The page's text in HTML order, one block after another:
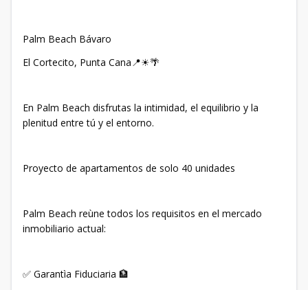
Palm Beach Bávaro
El Cortecito, Punta Cana📍☀🌴
En Palm Beach disfrutas la intimidad, el equilibrio y la
plenitud entre tú y el entorno.
Proyecto de apartamentos de solo 40 unidades
Palm Beach reùne todos los requisitos en el mercado
inmobiliario actual:
✅ Garantìa Fiduciaria 🏦